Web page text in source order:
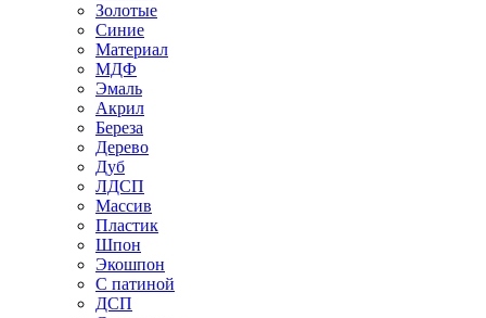
Золотые
Синие
Материал
МДФ
Эмаль
Акрил
Береза
Дерево
Дуб
ЛДСП
Массив
Пластик
Шпон
Экошпон
С патиной
ДСП